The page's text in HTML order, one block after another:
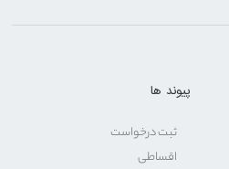
پیوند ها
ثبت درخواست
اقساطی